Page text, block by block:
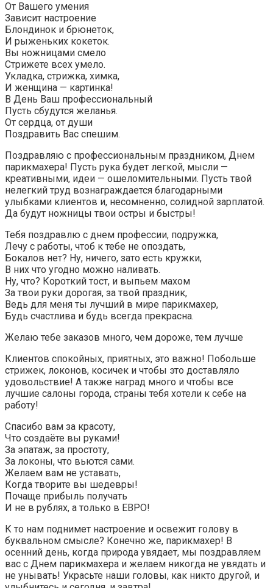
От Вашего умения
Зависит настроение
Блондинок и брюнеток,
И рыженьких кокеток.
Вы ножницами смело
Стрижете всех умело.
Укладка, стрижка, химка,
И женщина — картинка!
В День Ваш профессиональный
Пусть сбудутся желанья.
От сердца, от души
Поздравить Вас спешим.
Поздравляю с профессиональным праздником, Днем
парикмахера! Пусть рука будет легкой, мысли —
креативными, идеи — ошеломительными. Пусть твой
нелегкий труд вознаграждается благодарными
улыбками клиентов и, несомненно, солидной зарплатой.
Да будут ножницы твои остры и быстры!
Тебя поздравлю с днем профессии, подружка,
Лечу с работы, чтоб к тебе не опоздать,
Бокалов нет? Ну, ничего, зато есть кружки,
В них что угодно можно наливать.
Ну, что? Короткий тост, и выпьем махом
За твои руки дорогая, за твой праздник,
Ведь для меня ты лучший в мире парикмахер,
Будь счастлива и будь всегда прекрасна.
Желаю тебе заказов много, чем дороже, тем лучше
Клиентов спокойных, приятных, это важно! Побольше
стрижек, локонов, косичек и чтобы это доставляло
удовольствие! А также наград много и чтобы все
лучшие салоны города, страны тебя хотели к себе на
работу!
Спасибо вам за красоту,
Что создаёте вы руками!
За эпатаж, за простоту,
За локоны, что вьются сами.
Желаем вам не уставать,
Когда творите вы шедевры!
Почаще прибыль получать
И не в рублях, а только в ЕВРО!
К то нам поднимет настроение и освежит голову в
буквальном смысле? Конечно же, парикмахер! В
осенний день, когда природа увядает, мы поздравляем
вас с Днем парикмахера и желаем никогда не увядать и
не унывать! Украсьте наши головы, как никто другой, и